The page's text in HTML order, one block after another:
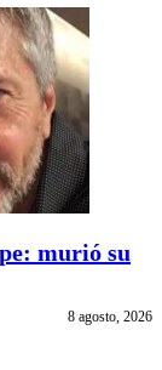
murió su
8 agosto, 2026